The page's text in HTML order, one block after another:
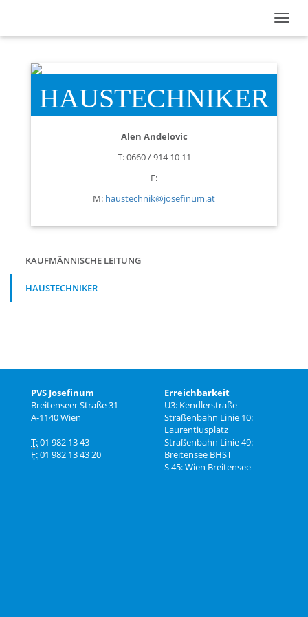
HAUSTECHNIKER
Alen Andelovic
T: 0660 / 914 10 11
F:
M: haustechnik@josefinum.at
überspringen
KAUFMÄNNISCHE LEITUNG
HAUSTECHNIKER
PVS Josefinum
Breitenseer Straße 31
A-1140 Wien
T:01 982 13 43
F:01 982 13 43 20
Erreichbarkeit
U3: Kendlerstraße
Straßenbahn Linie 10:
Laurentiusplatz
Straßenbahn Linie 49:
Breitensee BHST
S 45: Wien Breitensee